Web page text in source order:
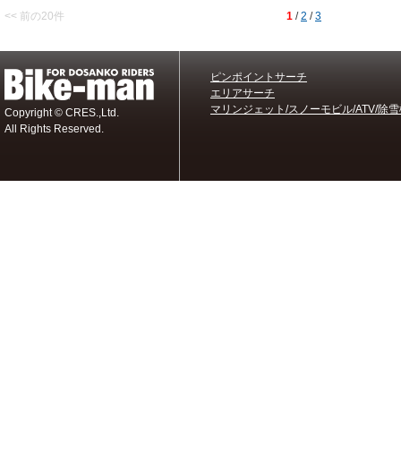
<< 前の20件 1 /2 /3
Copyright © CRES.,Ltd.
All Rights Reserved.
ピンポイントサーチ
エリアサーチ
マリンジェット/スノーモビル/ATV/除